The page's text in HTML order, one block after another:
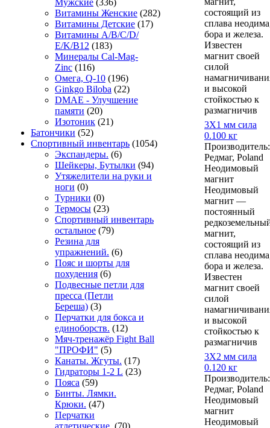
Мужские (336)
Витамины Женские (282)
Витамины Детские (17)
Витамины A/В/С/D/
Е/K/B12 (183)
Минералы Cal-Mag-
Zinc (116)
Омега, Q-10 (196)
Ginkgo Biloba (22)
DMAE - Улучшение
памяти (20)
Изотоник (21)
Батончики (52)
Спортивный инвентарь (1054)
Экспандеры. (6)
Шейкеры, Бутылки (94)
Утяжелители на руки и
ноги (0)
Турники (0)
Термосы (23)
Спортивный инвентарь
остальное (79)
Резина для
упражнений. (6)
Пояс и шорты для
похудения (6)
Подвесные петли для
пресса (Петли
Береша) (3)
Перчатки для бокса и
единоборств. (12)
Мяч-тренажёр Fight Ball
"ПРОФИ" (5)
Канаты. Жгуты. (17)
Гидраторы 1-2 L (23)
Пояса (59)
Бинты. Лямки.
Крюки. (47)
Перчатки
атлетические. (70)
состоящий из
сплава
бора и железа.
Известен
магнит своей
силой
и высокой
стойкостью к
размагничив
3Х1 мм сила
0.100 кг
Производитель:
Редмаг, Poland
Неодимовый
магнит
Неодимовый
магнит —
постоянный
магнит,
состоящий из
сплава
бора и железа.
Известен
магнит своей
силой
и высокой
стойкостью к
размагничив
3Х2 мм сила
0.120 кг
Производитель:
Редмаг, Poland
Неодимовый
магнит
Неодимовый